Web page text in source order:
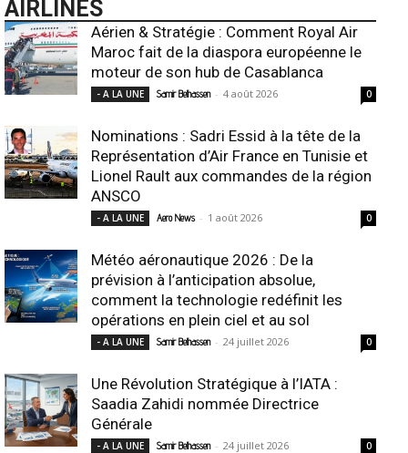
AIRLINES
Aérien & Stratégie : Comment Royal Air
Maroc fait de la diaspora européenne le
moteur de son hub de Casablanca
- A LA UNE Samir Belhassen - 4 août 2026 0
Nominations : Sadri Essid à la tête de la
Représentation d’Air France en Tunisie et
Lionel Rault aux commandes de la région
ANSCO
- A LA UNE Aero News - 1 août 2026 0
Météo aéronautique 2026 : De la
prévision à l’anticipation absolue,
comment la technologie redéfinit les
opérations en plein ciel et au sol
- A LA UNE Samir Belhassen - 24 juillet 2026 0
Une Révolution Stratégique à l’IATA :
Saadia Zahidi nommée Directrice
Générale
- A LA UNE Samir Belhassen - 24 juillet 2026 0